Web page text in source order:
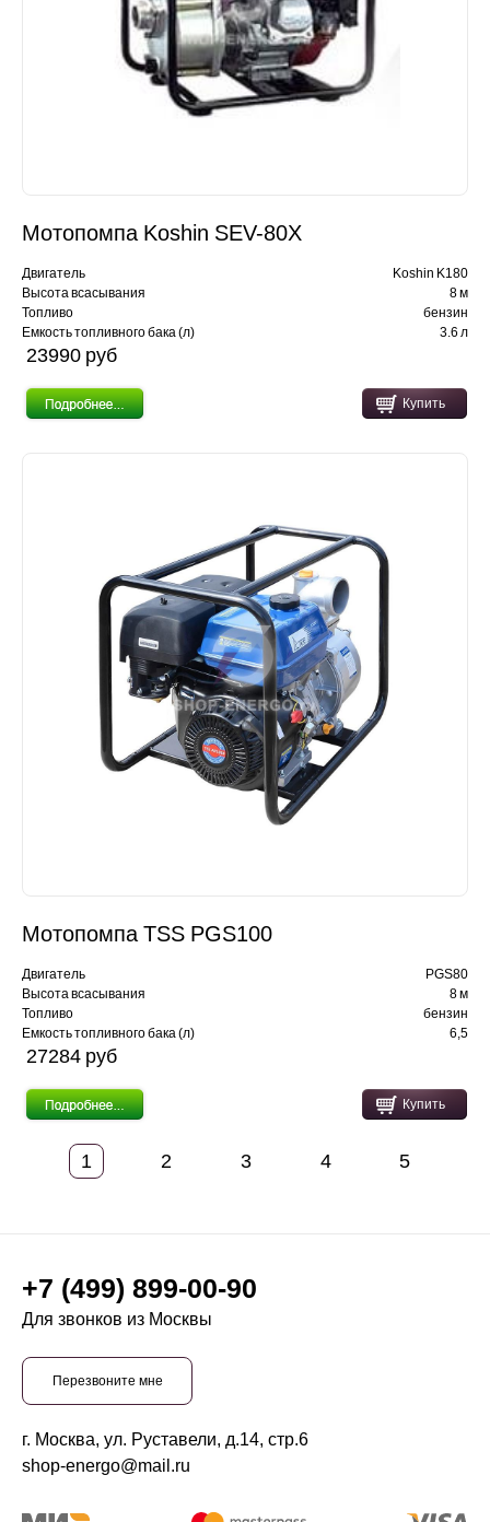
Мотопомпа Koshin SEV-80X
Двигатель
Koshin K180
Высота всасывания
8 м
Топливо
бензин
Емкость топливного бака (л)
3.6 л
23990 pуб
Купить
Мотопомпа TSS PGS100
Двигатель
PGS80
Высота всасывания
8 м
Топливо
бензин
Емкость топливного бака (л)
6,5
27284 pуб
Купить
1 2 3 4 5
+7 (499) 899-00-90
Для звонков из Москвы
Перезвоните мне
г. Москва, ул. Руставели, д.14, стр.6
shop-energo@mail.ru